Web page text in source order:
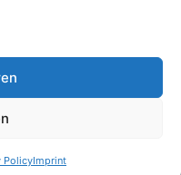
PolicyImprint